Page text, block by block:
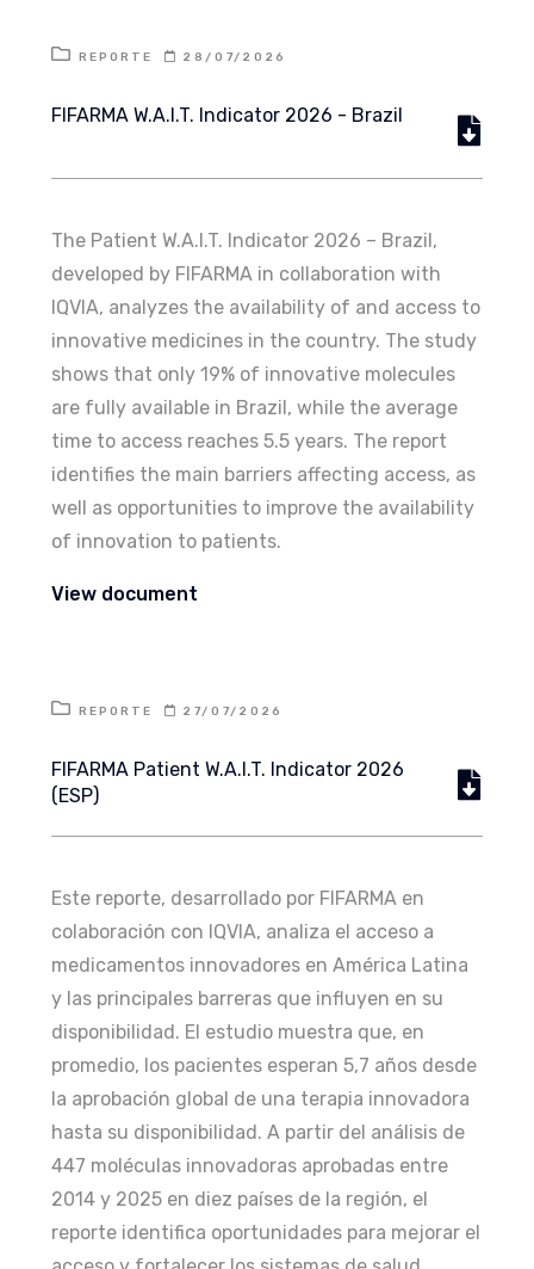
REPORTE 28/07/2026
FIFARMA W.A.I.T. Indicator 2026 - Brazil
The Patient W.A.I.T. Indicator 2026 – Brazil,
developed by FIFARMA in collaboration with
IQVIA, analyzes the availability of and access to
innovative medicines in the country. The study
shows that only 19% of innovative molecules
are fully available in Brazil, while the average
time to access reaches 5.5 years. The report
identifies the main barriers affecting access, as
well as opportunities to improve the availability
of innovation to patients.
View document
REPORTE 27/07/2026
FIFARMA Patient W.A.I.T. Indicator 2026
(ESP)
Este reporte, desarrollado por FIFARMA en
colaboración con IQVIA, analiza el acceso a
medicamentos innovadores en América Latina
y las principales barreras que influyen en su
disponibilidad. El estudio muestra que, en
promedio, los pacientes esperan 5,7 años desde
la aprobación global de una terapia innovadora
hasta su disponibilidad. A partir del análisis de
447 moléculas innovadoras aprobadas entre
2014 y 2025 en diez países de la región, el
reporte identifica oportunidades para mejorar el